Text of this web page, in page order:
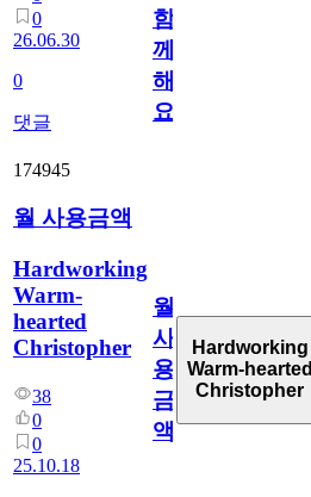
0
26.06.30
0
댓글
함
께
해
요
174945
월 사용금액
Hardworking
Warm-
hearted
Christopher
38
0
0
25.10.18
월
사
용
금
액
Hardworking
Warm-hearted
Christopher